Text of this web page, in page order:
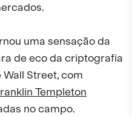
uma sensação da
de eco da criptografia
Street, com
Templeton
no campo.